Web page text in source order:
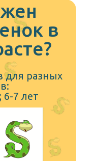
в
для разных
6-7 лет